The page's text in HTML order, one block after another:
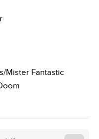
Mister Fantastic